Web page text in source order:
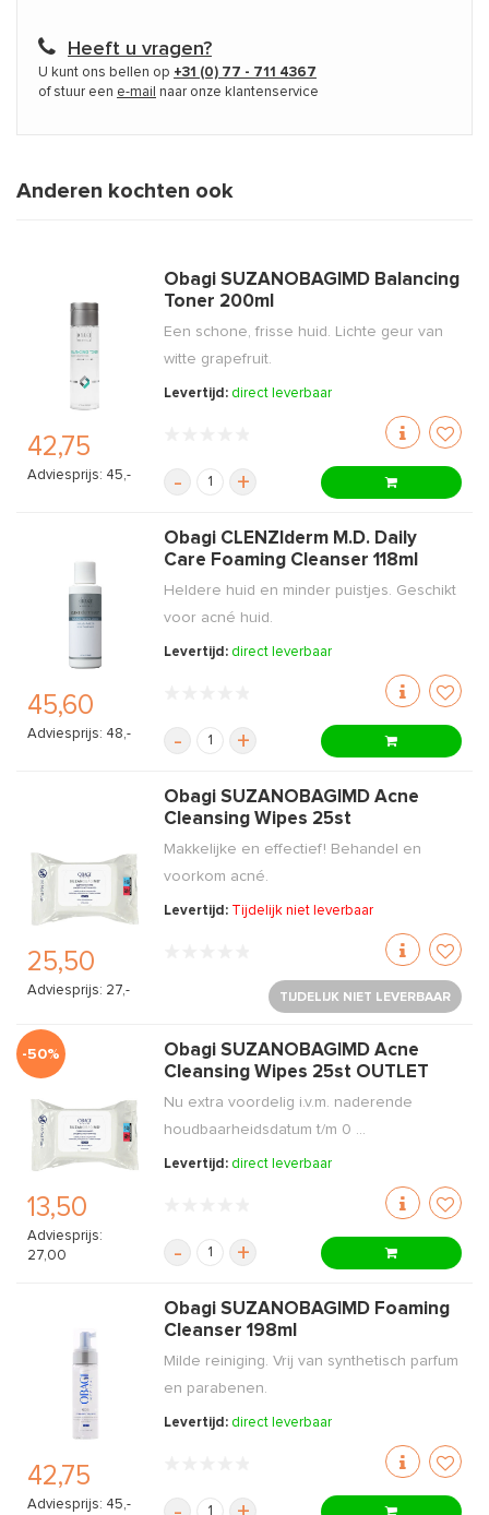
Heeft u vragen?
U kunt ons bellen op +31 (0) 77 - 711 4367
of stuur een e-mail naar onze klantenservice
Anderen kochten ook
42,75
Adviesprijs: 45,-
Obagi SUZANOBAGIMD Balancing
Toner 200ml
Een schone, frisse huid. Lichte geur van
witte grapefruit.
Levertijd: direct leverbaar
- +
45,60
Adviesprijs: 48,-
Obagi CLENZIderm M.D. Daily
Care Foaming Cleanser 118ml
Heldere huid en minder puistjes. Geschikt
voor acné huid.
Levertijd: direct leverbaar
- +
25,50
Adviesprijs: 27,-
Obagi SUZANOBAGIMD Acne
Cleansing Wipes 25st
Makkelijke en effectief! Behandel en
voorkom acné.
Levertijd: Tijdelijk niet leverbaar
TIJDELIJK NIET LEVERBAAR
-50%
13,50
Adviesprijs:
27,00
Obagi SUZANOBAGIMD Acne
Cleansing Wipes 25st OUTLET
Nu extra voordelig i.v.m. naderende
houdbaarheidsdatum t/m 0 ...
Levertijd: direct leverbaar
- +
42,75
Adviesprijs: 45,-
Obagi SUZANOBAGIMD Foaming
Cleanser 198ml
Milde reiniging. Vrij van synthetisch parfum
en parabenen.
Levertijd: direct leverbaar